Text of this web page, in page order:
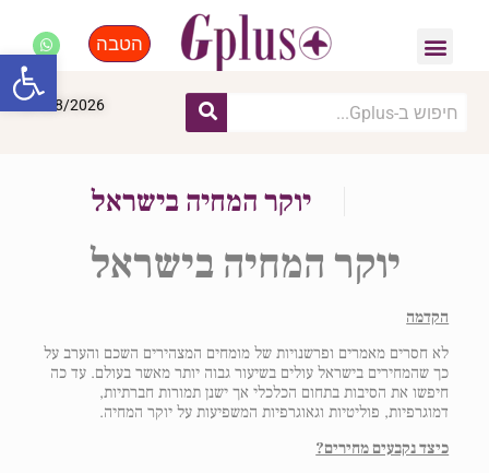
הטבה
07/08/2026
יוקר המחיה בישראל
יוקר המחיה בישראל
הקדמה
לא חסרים מאמרים ופרשנויות של מומחים המצהירים השכם והערב על
כך שהמחירים בישראל עולים בשיעור גבוה יותר מאשר בעולם. עד כה
חיפשו את הסיבות בתחום הכלכלי אך ישנן תמורות חברתיות,
דמוגרפיות, פוליטיות וגאוגרפיות המשפיעות על יוקר המחיה.
כיצד נקבעים מחירים?
פתח